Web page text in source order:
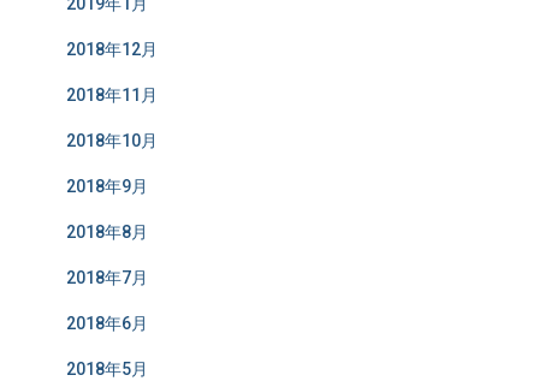
2018年12月
2018年11月
2018年10月
2018年9月
2018年8月
2018年7月
2018年6月
2018年5月